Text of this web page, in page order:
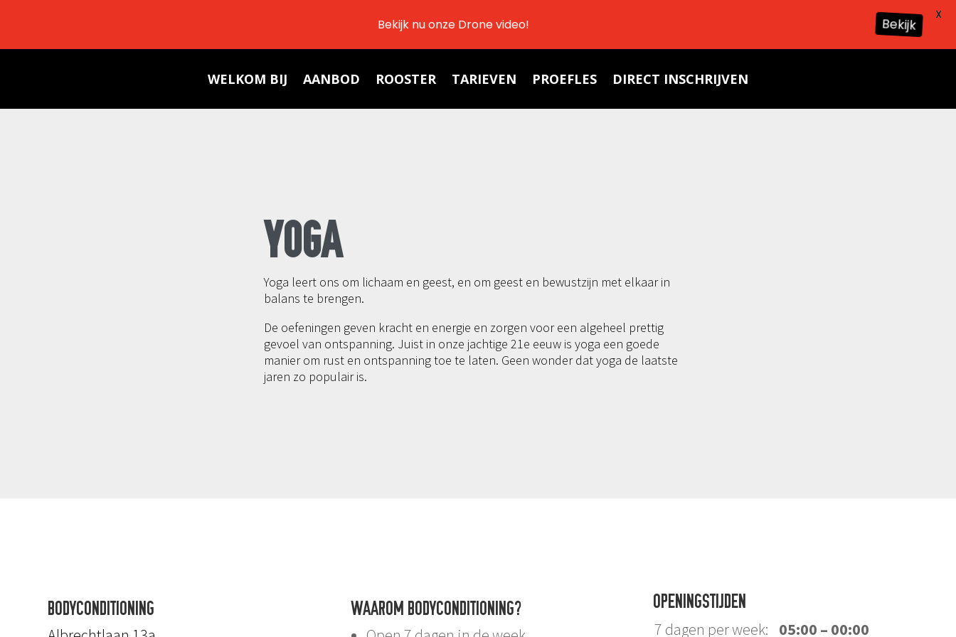
WELKOM BIJ AANBOD ROOSTER TARIEVEN PROEFLES DIRECT INSCHRIJVEN
YOGA
Yoga leert ons om lichaam en geest, en om geest en bewustzijn met elkaar in
balans te brengen.
De oefeningen geven kracht en energie en zorgen voor een algeheel prettig
gevoel van ontspanning. Juist in onze jachtige 21e eeuw is yoga een goede
manier om rust en ontspanning toe te laten. Geen wonder dat yoga de laatste
jaren zo populair is.
BODYCONDITIONING WAAROM BODYCONDITIONING? OPENINGSTIJDEN
7 dagen per week: 05:00 – 00:00
Bekijk nu onze Drone video! Bekijk
X